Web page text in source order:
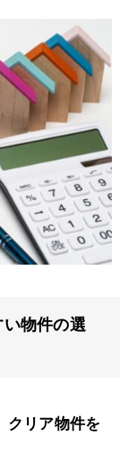
物件の選
クリア物件を